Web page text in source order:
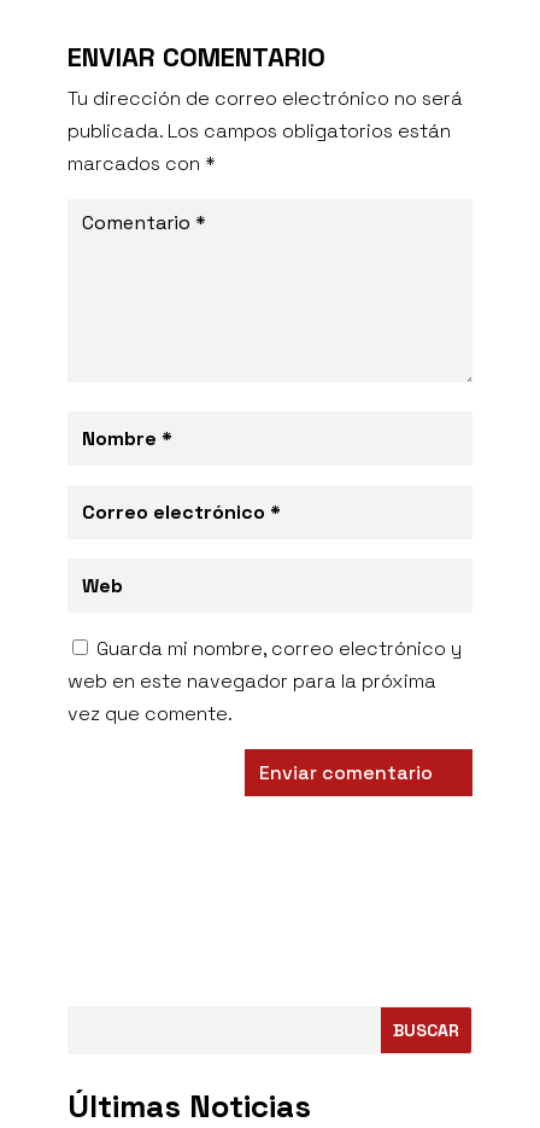
ENVIAR COMENTARIO
Tu dirección de correo electrónico no será
publicada. Los campos obligatorios están
marcados con *
Guarda mi nombre, correo electrónico y
web en este navegador para la próxima
vez que comente.
BUSCAR
Últimas Noticias